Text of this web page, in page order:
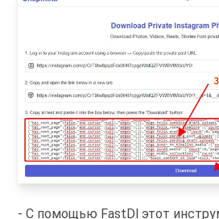
- С помощью FastDl этот